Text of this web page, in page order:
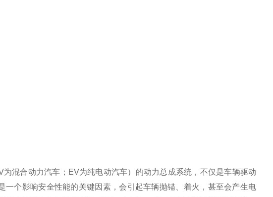
混合动力汽车；EV为纯电动汽车）的动力总成系统，不仅是车辆驱动
一个影响安全性能的关键因素，会引起车辆抛锚、着火，甚至会产生电